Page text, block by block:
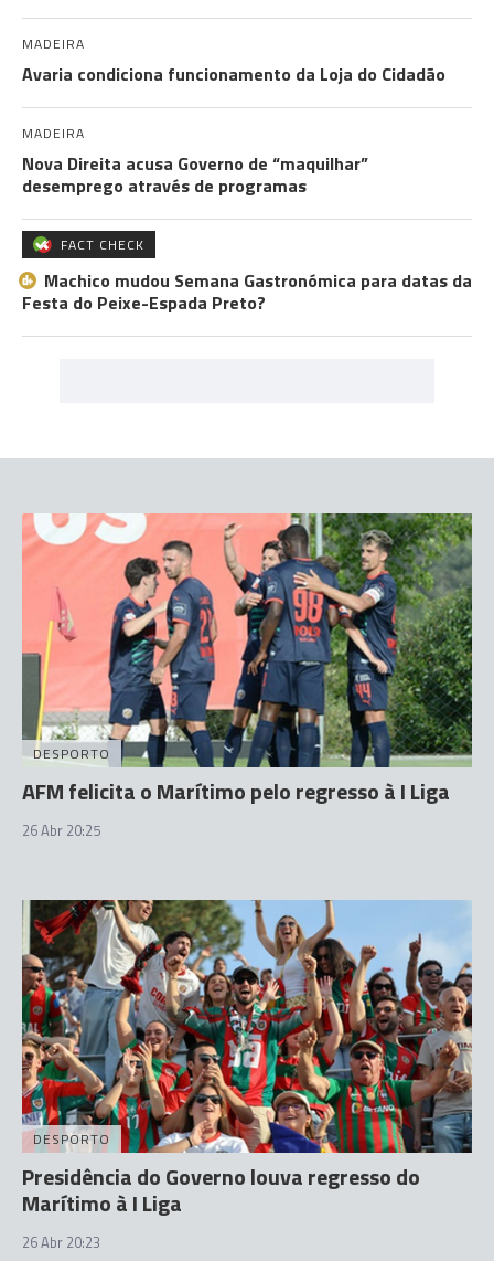
MADEIRA
Avaria condiciona funcionamento da Loja do Cidadão
MADEIRA
Nova Direita acusa Governo de “maquilhar”
desemprego através de programas
FACT CHECK
Machico mudou Semana Gastronómica para datas da
Festa do Peixe-Espada Preto?
DESPORTO
AFM felicita o Marítimo pelo regresso à I Liga
26 Abr 20:25
DESPORTO
Presidência do Governo louva regresso do
Marítimo à I Liga
26 Abr 20:23